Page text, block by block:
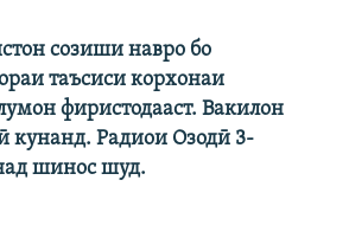
созиши навро бо
таъсиси корхонаи
фиристодааст. Вакилон
кунанд. Радиои Озодӣ 3-
шинос шуд.